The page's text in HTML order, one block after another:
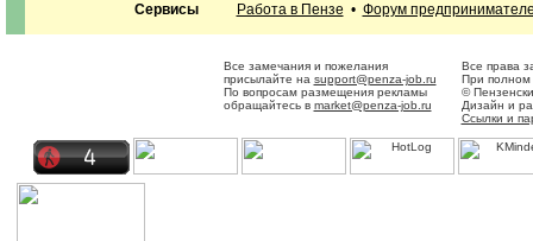
Сервисы
Работа в Пензе • Форум
Все замечания и пожелания
присылайте на support@penza-job.ru
По вопросам размещения рекламы
обращайтесь в market@penza-job.ru
Все права
При полном
©
Дизайн и
Ссылки и